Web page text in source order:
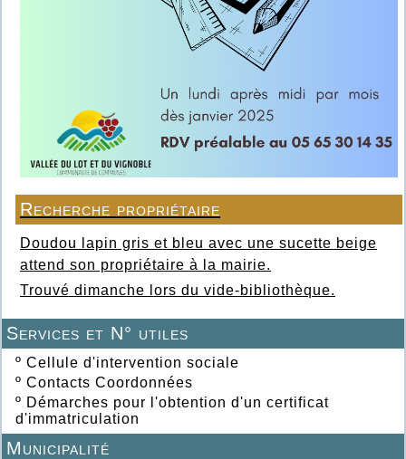
Services et N° utiles
º Cellule d'intervention sociale
º Contacts Coordonnées
º Démarches pour l'obtention d'un certificat
d'immatriculation
Municipalité
Recherche propriétaire
Doudou lapin gris et bleu avec une sucette beige
attend son propriétaire à la mairie.
Trouvé dimanche lors du vide-bibliothèque.